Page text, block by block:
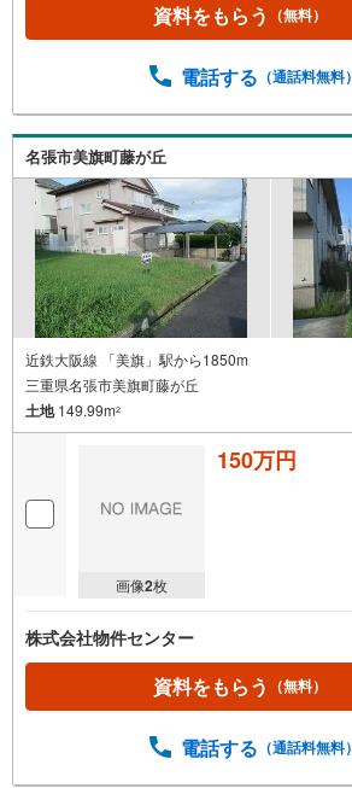
資料をもらう （無料）
電話する （通話料無料）
名張市美旗町藤が丘
近鉄大阪線 「美旗」駅から1850m
三重県名張市美旗町藤が丘
土地149.99m2
画像2枚
150万円
株式会社物件センター
資料をもらう （無料）
電話する （通話料無料）